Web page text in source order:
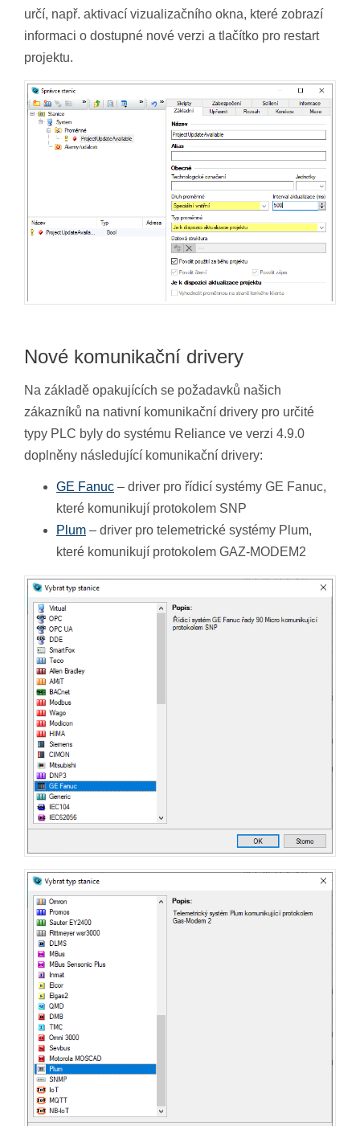
určí, např. aktivací vizualizačního okna, které zobrazí
informaci o dostupné nové verzi a tlačítko pro restart
projektu.
Nové komunikační drivery
Na základě opakujících se požadavků našich
zákazníků na nativní komunikační drivery pro určité
typy PLC byly do systému Reliance ve verzi 4.9.0
doplněny následující komunikační drivery:
GE Fanuc – driver pro řídicí systémy GE Fanuc,
které komunikují protokolem SNP
Plum – driver pro telemetrické systémy Plum,
které komunikují protokolem GAZ-MODEM2